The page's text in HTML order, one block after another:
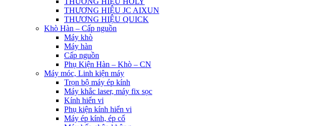
THƯƠNG HIỆU JC AIXUN
THƯƠNG HIỆU QUICK
Khò Hàn – Cấp nguồn
Máy khò
Máy hàn
Cấp nguồn
Phụ Kiện Hàn – Khò – CN
Máy móc, Linh kiện máy
Trọn bộ máy ép kính
Máy khắc laser, máy fix sọc
Kính hiển vi
Phụ kiện kính hiển vi
Máy ép kính, ép cổ